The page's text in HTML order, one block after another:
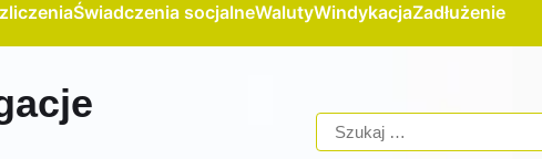
Świadczenia socjalneWalutyWindykacjaZadłużenie